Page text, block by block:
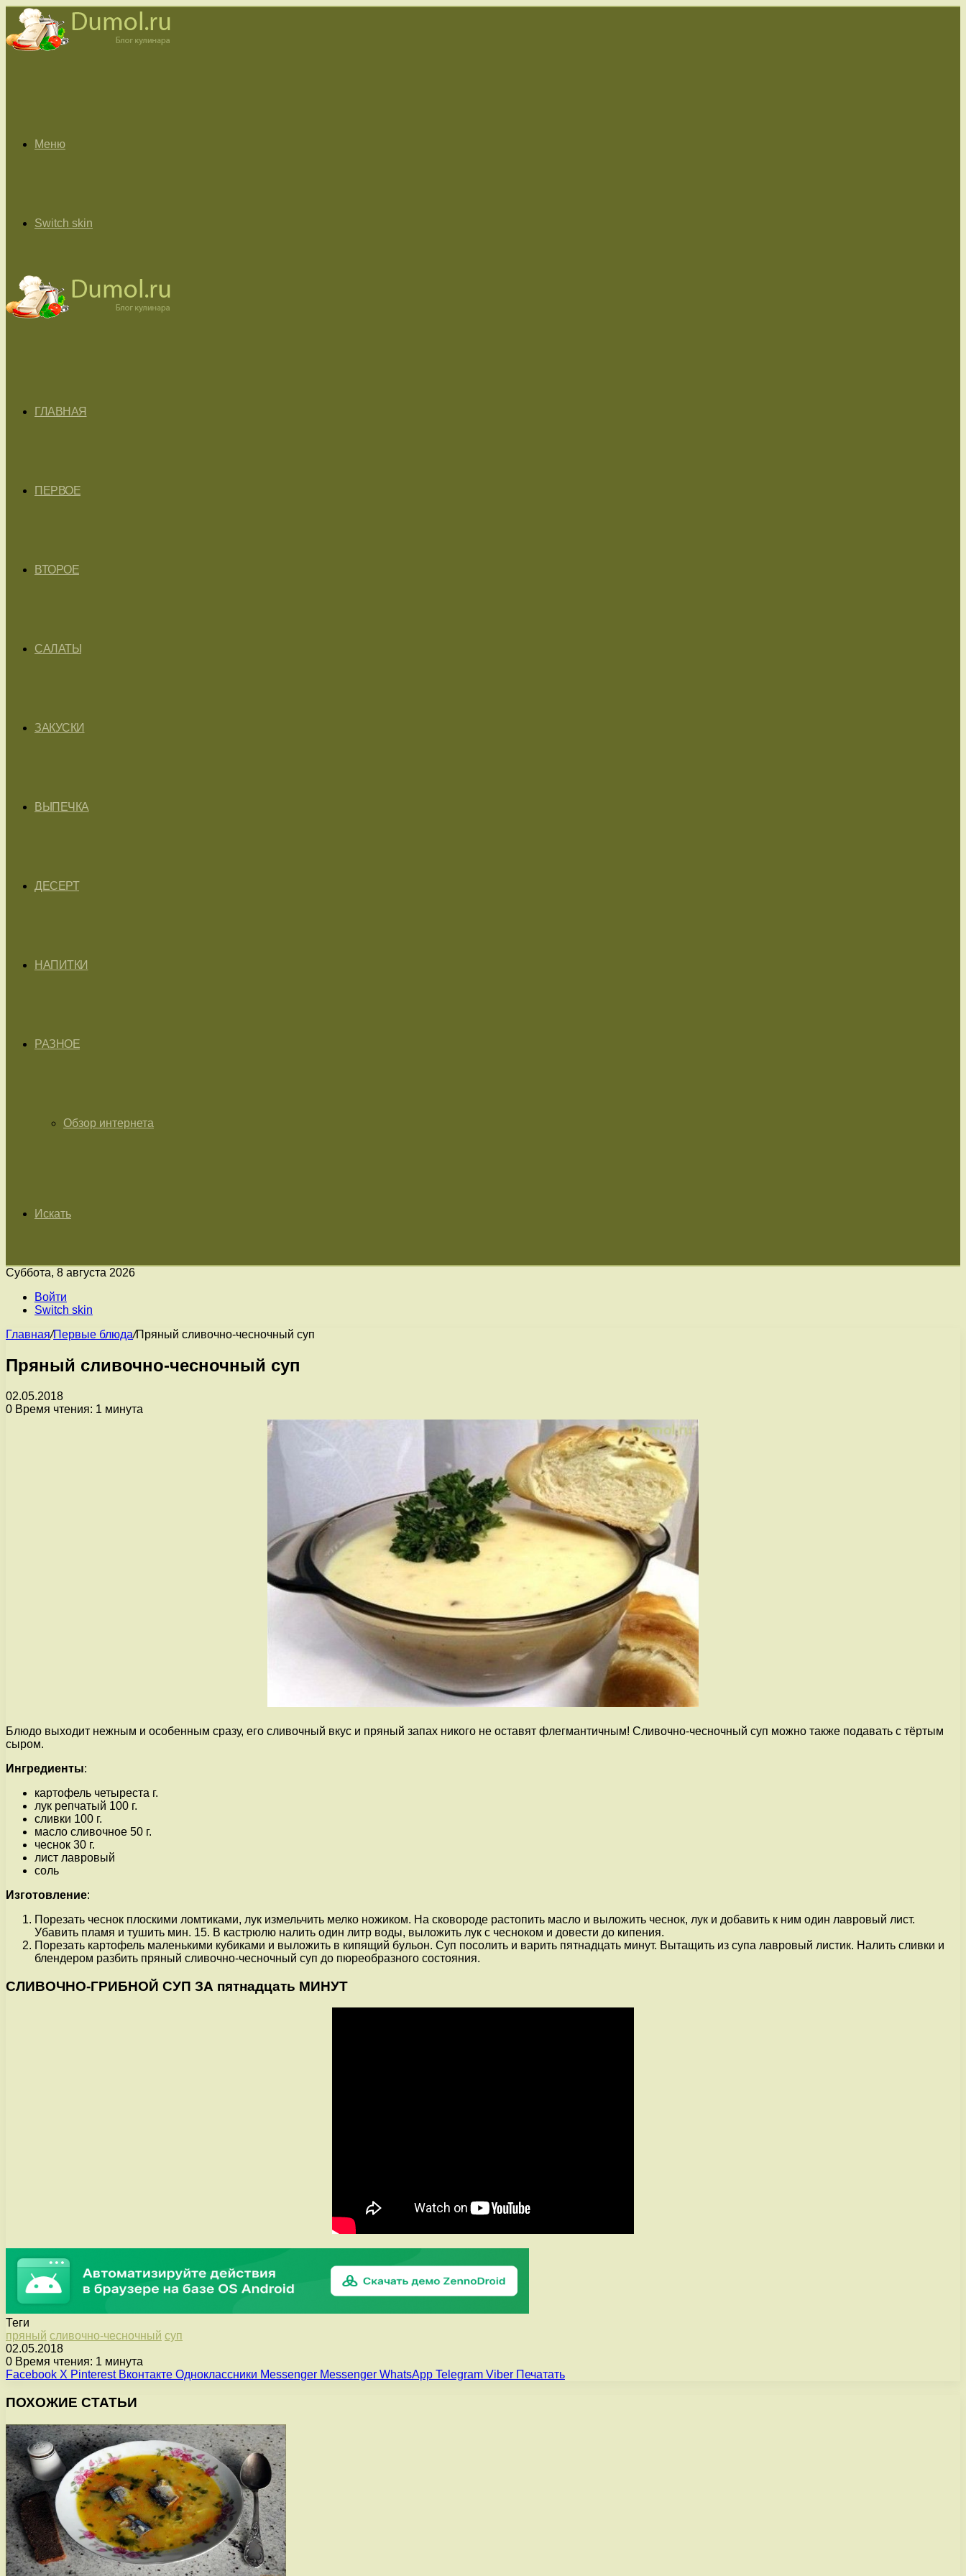
Меню
Switch skin
ГЛАВНАЯ
ПЕРВОЕ
ВТОРОЕ
САЛАТЫ
ЗАКУСКИ
ВЫПЕЧКА
ДЕСЕРТ
НАПИТКИ
РАЗНОЕ
Обзор интернета
Искать
Суббота, 8 августа 2026
Войти
Switch skin
Главная/Первые блюда/Пряный сливочно-чесночный суп
Пряный сливочно-чесночный суп
02.05.2018
0 Время чтения: 1 минута
Блюдо выходит нежным и особенным сразу, его сливочный вкус и пряный запах никого не оставят флегмантичным! Сливочно-чесночный суп можно также подавать с тёртым
сыром.
Ингредиенты:
картофель четыреста г.
лук репчатый 100 г.
сливки 100 г.
масло сливочное 50 г.
чеснок 30 г.
лист лавровый
соль
Изготовление:
Порезать чеснок плоскими ломтиками, лук измельчить мелко ножиком. На сковороде растопить масло и выложить чеснок, лук и добавить к ним один лавровый лист.
Убавить пламя и тушить мин. 15. В кастрюлю налить один литр воды, выложить лук с чесноком и довести до кипения.
Порезать картофель маленькими кубиками и выложить в кипящий бульон. Суп посолить и варить пятнадцать минут. Вытащить из супа лавровый листик. Налить сливки и
блендером разбить пряный сливочно-чесночный суп до пюреобразного состояния.
СЛИВОЧНО-ГРИБНОЙ СУП ЗА пятнадцать МИНУТ
Теги
пряный сливочно-чесночный суп
02.05.2018
0 Время чтения: 1 минута
Facebook X Pinterest Вконтакте Одноклассники Messenger Messenger WhatsApp Telegram Viber Печатать
ПОХОЖИЕ СТАТЬИ